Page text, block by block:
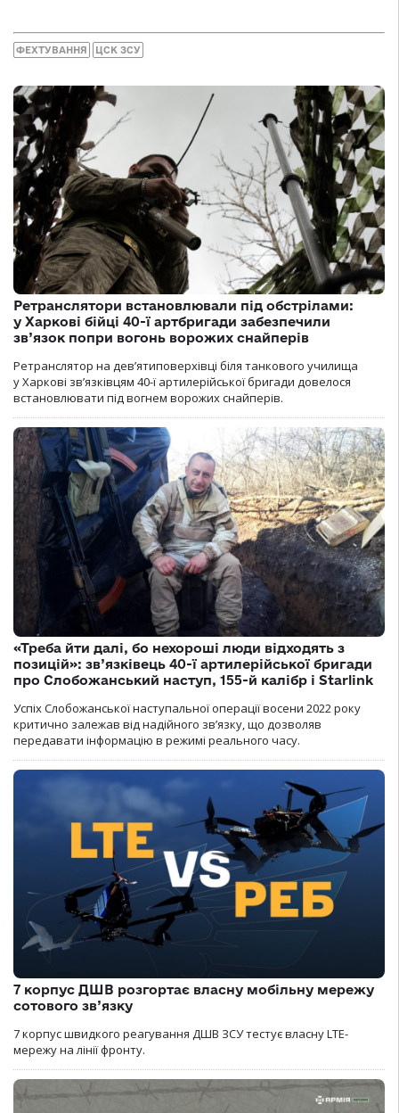
ФЕХТУВАННЯ ЦСК ЗСУ
Ретранслятори встановлювали під обстрілами:
у Харкові бійці 40-ї артбригади забезпечили
зв’язок попри вогонь ворожих снайперів
Ретранслятор на дев’ятиповерхівці біля танкового училища
у Харкові зв’язківцям 40-ї артилерійської бригади довелося
встановлювати під вогнем ворожих снайперів.
«Треба йти далі, бо нехороші люди відходять з
позицій»: зв’язківець 40-ї артилерійської бригади
про Слобожанський наступ, 155-й калібр і Starlink
Успіх Слобожанської наступальної операції восени 2022 року
критично залежав від надійного зв’язку, що дозволяв
передавати інформацію в режимі реального часу.
7 корпус ДШВ розгортає власну мобільну мережу
сотового зв’язку
7 корпус швидкого реагування ДШВ ЗСУ тестує власну LTE-
мережу на лінії фронту.